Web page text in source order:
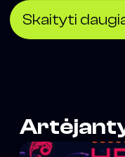
renkasi ne tik
praleisti laiką. Tai
veido kūrimo ir
Skaityti